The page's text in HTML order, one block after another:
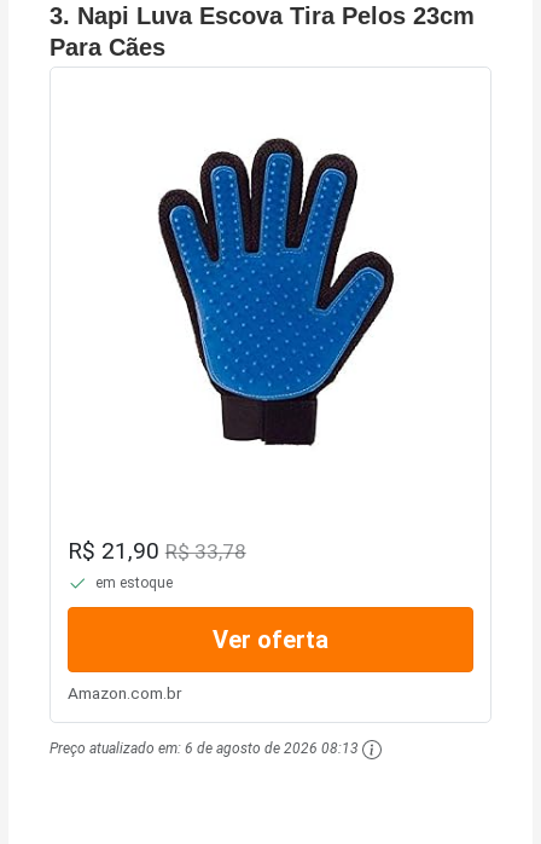
3. Napi Luva Escova Tira Pelos 23cm
Para Cães
R$ 21,90R$ 33,78
em estoque
Ver oferta
Amazon.com.br
Preço atualizado em:6 de agosto de 2026 08:13